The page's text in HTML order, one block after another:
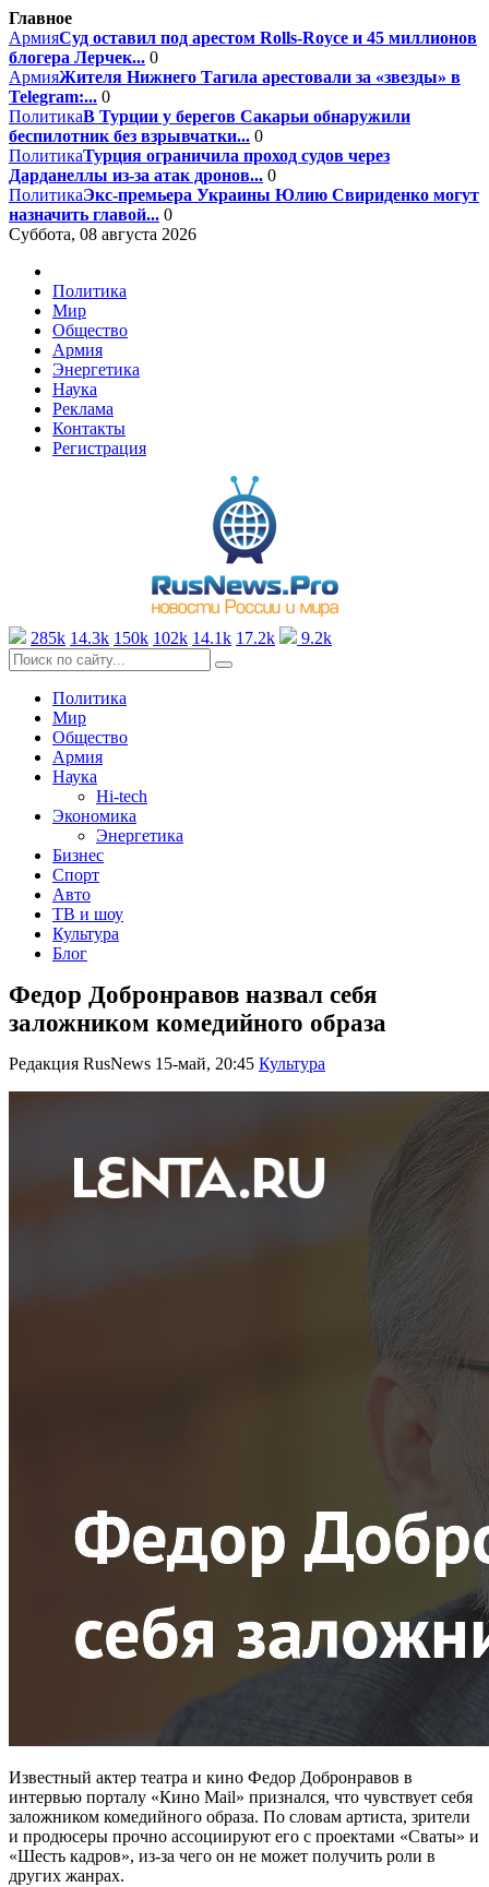
Главное
АрмияСуд оставил под арестом Rolls-Royce и 45 миллионов
блогера Лерчек... 0
АрмияЖителя Нижнего Тагила арестовали за «звезды» в
Telegram:... 0
ПолитикаВ Турции у берегов Сакарьи обнаружили
беспилотник без взрывчатки... 0
ПолитикаТурция ограничила проход судов через
Дарданеллы из-за атак дронов... 0
ПолитикаЭкс-премьера Украины Юлию Свириденко могут
назначить главой... 0
Суббота, 08 августа 2026
Политика
Мир
Общество
Армия
Энергетика
Наука
Реклама
Контакты
Регистрация
285k 14.3k 150k 102k 14.1k 17.2k 9.2k
Политика
Мир
Общество
Армия
Наука
Hi-tech
Экономика
Энергетика
Бизнес
Спорт
Авто
ТВ и шоу
Культура
Блог
Федор Добронравов назвал себя
заложником комедийного образа
Редакция RusNews 15-май, 20:45 Культура
Известный актер театра и кино Федор Добронравов в
интервью порталу «Кино Mail» признался, что чувствует себя
заложником комедийного образа. По словам артиста, зрители
и продюсеры прочно ассоциируют его с проектами «Сваты» и
«Шесть кадров», из-за чего он не может получить роли в
других жанрах.